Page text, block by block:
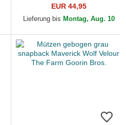
Skull The Farm Goorin Bros.
EUR 44,95
Lieferung bis Montag, Aug. 10